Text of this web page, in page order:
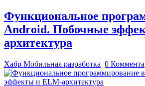
Функциональное
Android. Побочные
архитектура
Хабр Мобильная разработка 0